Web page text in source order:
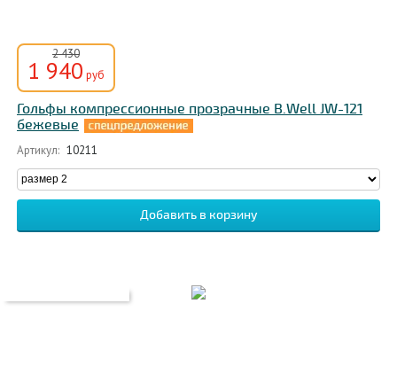
2 430
1 940 руб
Гольфы компрессионные прозрачные B.Well JW-121
бежевые
Артикул: 10211